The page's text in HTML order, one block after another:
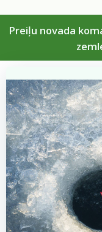
Preiļu novada